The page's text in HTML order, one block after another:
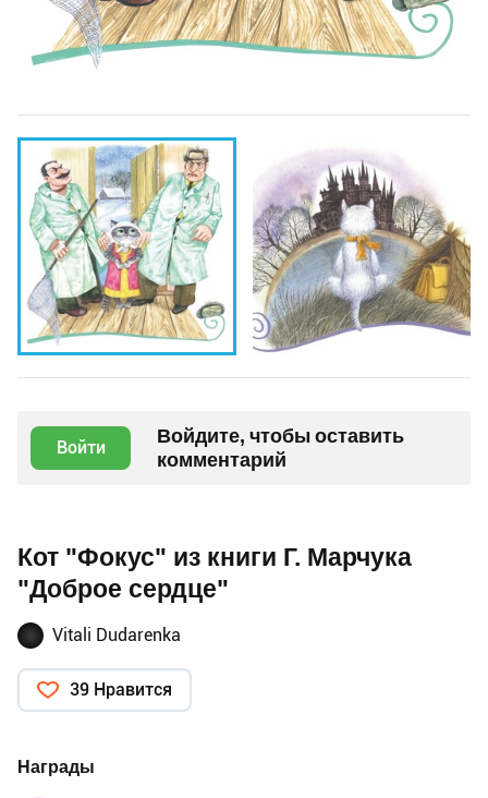
Войти
Войдите, чтобы оставить
комментарий
Кот "Фокус" из книги Г. Марчука
"Доброе сердце"
Vitali Dudarenka
39 Нравится
Награды